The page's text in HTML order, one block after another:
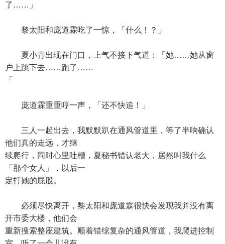
了……」
黎太阳和庞道霖吃了一惊，「什么！？」
夏小青出现在门口，上气不接下气道：「她……她从窗
户上跳下去……跑了……
「
庞道霖重重哼一声，「还不快追！」
三人一起出去，我默默趴在通风管道里，等了半响确认
他们真的走远，才继
续爬行，同时心里吐槽，夏秘书错认老大，居然叫我什么
「那个女人」，以后一
定打她的屁股。
必须尽快离开，黎太阳和庞道霖很快会发现我并没有离
开市委大楼，他们会
重新搜索整座建筑。顺着错综复杂的通风管道，我爬进控制